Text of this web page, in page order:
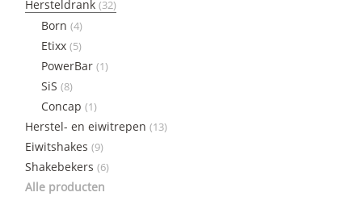
Hersteldrank (32)
Born (4)
Etixx (5)
PowerBar (1)
SiS (8)
Concap (1)
Herstel- en eiwitrepen (13)
Eiwitshakes (9)
Shakebekers (6)
Alle producten